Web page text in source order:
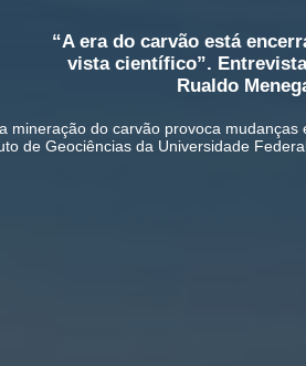
“A era do carvão está
vista científico”.
Rualdo
mineração do carvão provoca
de Geociências da Universidade